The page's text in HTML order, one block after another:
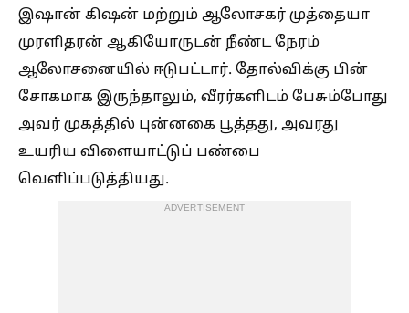
இஷான் கிஷன் மற்றும் ஆலோசகர் முத்தையா
முரளிதரன் ஆகியோருடன் நீண்ட நேரம்
ஆலோசனையில் ஈடுபட்டார். தோல்விக்கு பின்
சோகமாக இருந்தாலும், வீரர்களிடம் பேசும்போது
அவர் முகத்தில் புன்னகை பூத்தது, அவரது
உயரிய விளையாட்டுப் பண்பை
வெளிப்படுத்தியது.
ADVERTISEMENT